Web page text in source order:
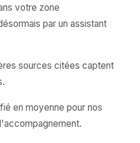
votre zone
par un assistant
sources citées captent
en moyenne pour nos